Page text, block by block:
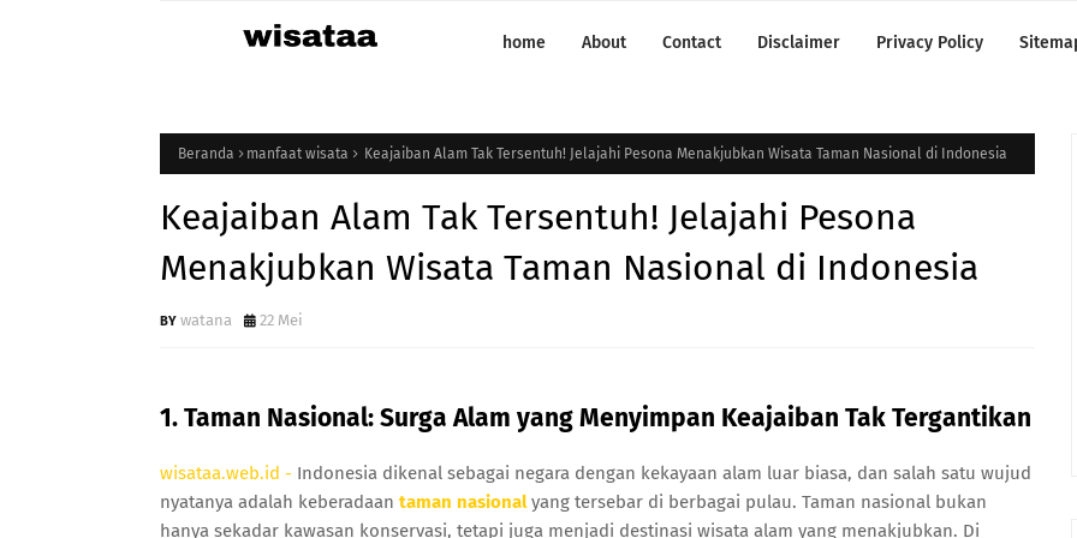
home About Contact Disclaimer Privacy Policy
Beranda manfaat wisata Keajaiban Alam Tak Tersentuh! Jelajahi Pesona Menakjubkan Wisata Taman Nasional di Indonesia
Keajaiban Alam Tak Tersentuh! Jelajahi Pesona
Menakjubkan Wisata Taman Nasional di Indonesia
watana 22 Mei
1. Taman Nasional: Surga Alam yang Menyimpan Keajaiban Tak Tergantikan
wisataa.web.id - Indonesia dikenal sebagai negara dengan kekayaan alam luar biasa, dan salah satu wujud
nyatanya adalah keberadaan taman nasionalyang tersebar di berbagai pulau. Taman nasional bukan
hanya sekadar kawasan konservasi, tetapi juga menjadi destinasi wisata alam yang menakjubkan. Di